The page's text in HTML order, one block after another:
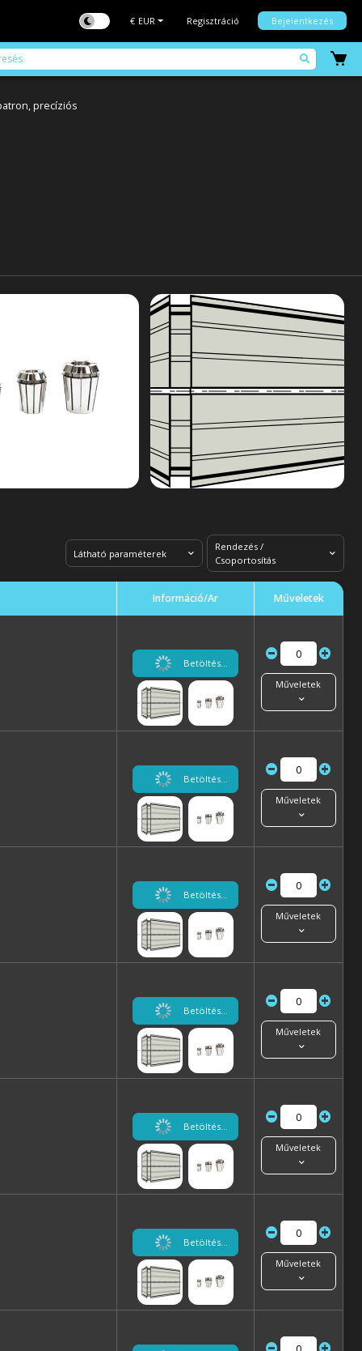
€ EUR Regisztráció Bejelentkezés
precíziós
Látható paraméterek
Rendezés /
Csoportosítás
Információ/Ár Műveletek
Betöltés...
Műveletek
Betöltés...
Műveletek
Betöltés...
Műveletek
Betöltés...
Műveletek
Betöltés...
Műveletek
Betöltés...
Műveletek